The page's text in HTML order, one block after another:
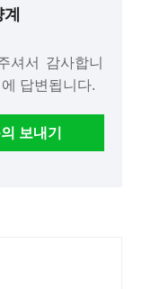
셔서 감사합니
답변됩니다.
보내기